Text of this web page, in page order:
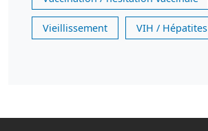
Vieillissement VIH / Hépatites